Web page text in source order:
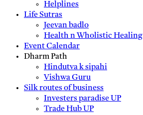
Helplines
Life Sutras
Jeevan badlo
Health n Wholistic Healing
Event Calendar
Dharm Path
Hindutva k sipahi
Vishwa Guru
Silk routes of business
Investers paradise UP
Trade Hub UP